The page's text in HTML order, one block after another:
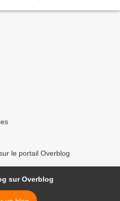
le portail Overblog
sur Overblog